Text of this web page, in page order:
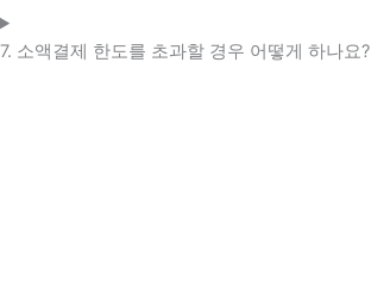
7. 소액결제 한도를 초과할 경우 어떻게 하나요?